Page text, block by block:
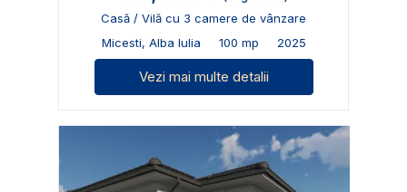
Casă / Vilă cu 3 camere de vânzare
Micesti, Alba Iulia
100 mp 2025
Vezi mai multe detalii